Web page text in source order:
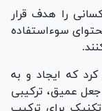
را هدف قرار
سوءاستفاده
کرد که ایجاد و به
عمیق، ترکیبی